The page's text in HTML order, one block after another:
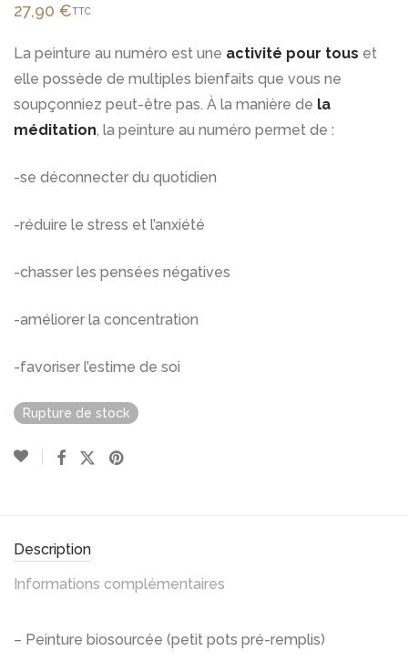
27,90 €TTC
La peinture au numéro est une activité pour tous et
elle possède de multiples bienfaits que vous ne
soupçonniez peut-être pas. À la manière de la
méditation, la peinture au numéro permet de :
-se déconnecter du quotidien
-réduire le stress et l’anxiété
-chasser les pensées négatives
-améliorer la concentration
-favoriser l’estime de soi
Rupture de stock
Description
Informations complémentaires
– Peinture biosourcée (petit pots pré-remplis)